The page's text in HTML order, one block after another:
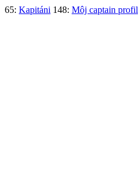
65: Kapitáni 148: Môj captain profil